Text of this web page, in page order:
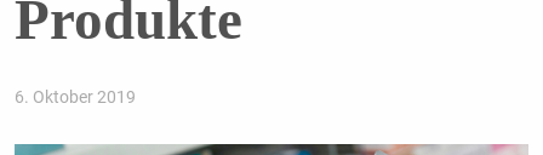
Produkte
6. Oktober 2019